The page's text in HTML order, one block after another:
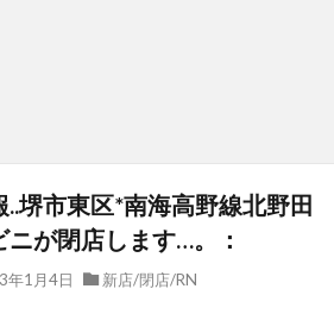
..堺市東区*南海高野線北野田
が閉店します…。：
年1月4日
新店/閉店/RN